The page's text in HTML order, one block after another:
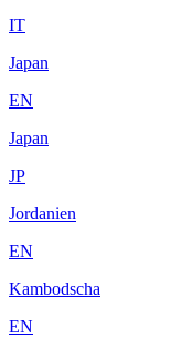
IT
Japan
EN
Japan
JP
Jordanien
EN
Kambodscha
EN